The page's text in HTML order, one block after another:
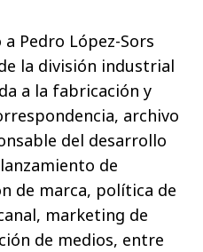
Pedro López-Sors
la división industrial
a la fabricación y
archivo
del desarrollo
de
de marca, política de
marketing de
de medios, entre